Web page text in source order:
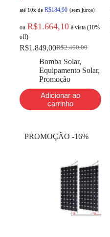
até 10x de R$184,90 (sem juros)
ou R$1.664,10 à vista (10%
off)
R$2.400,00
R$1.849,00
Bomba Solar,
Equipamento Solar,
Promoção
Adicionar ao
carrinho
PROMOÇÃO -16%